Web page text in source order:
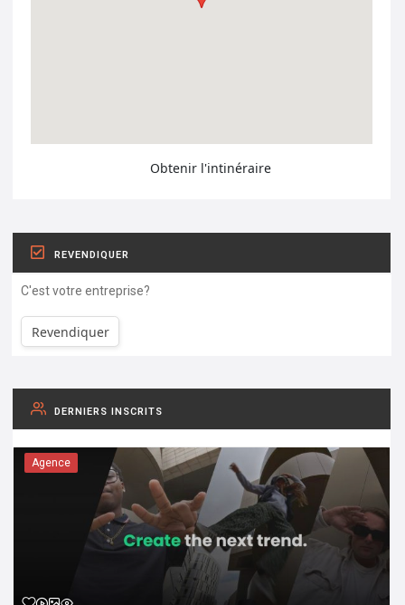
Obtenir l'intinéraire
REVENDIQUER
C'est votre entreprise?
Revendiquer
DERNIERS INSCRITS
Agence